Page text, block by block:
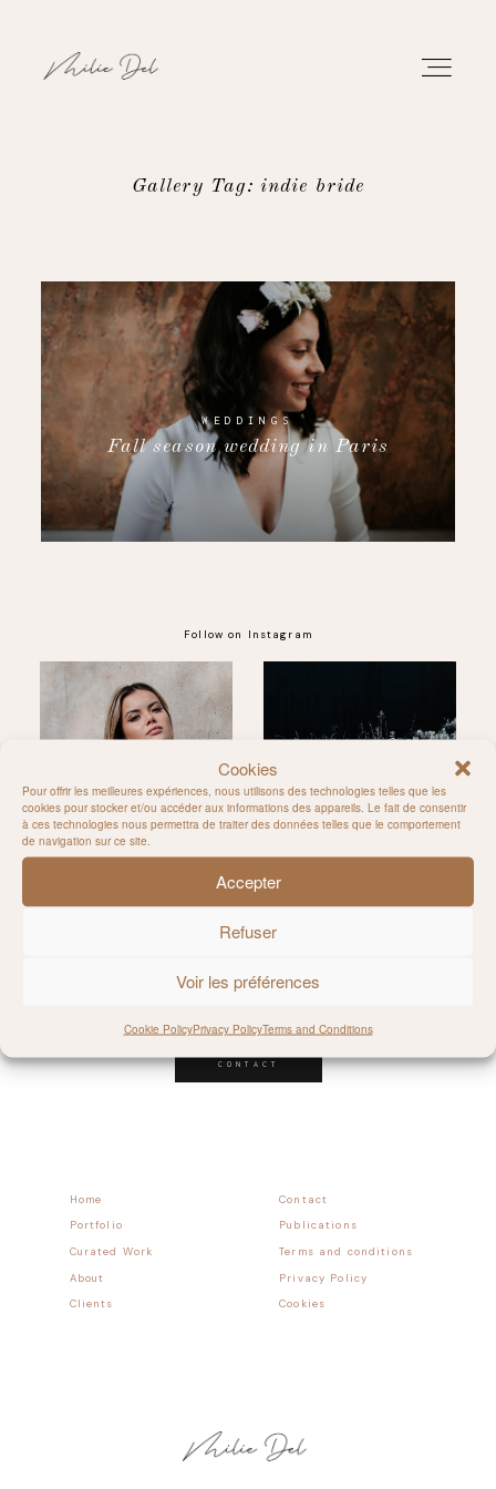
Cookies
Pour offrir les meilleures expériences, nous utilisons des technologies telles que les
cookies pour stocker et/ou accéder aux informations des appareils. Le fait de consentir
à ces technologies nous permettra de traiter des données telles que le comportement
de navigation sur ce site.
Accepter
Refuser
Voir les préférences
Cookie PolicyPrivacy PolicyTerms and Conditions
WORK
ABOUT
Gallery Tag: indie bride
WEDDINGS
Fall season wedding in Paris
Follow on Instagram
Contact
Home
Publications
Portfolio
Terms and conditions
Curated Work
CONTACT
Privacy Policy
About
Cookies
Clients